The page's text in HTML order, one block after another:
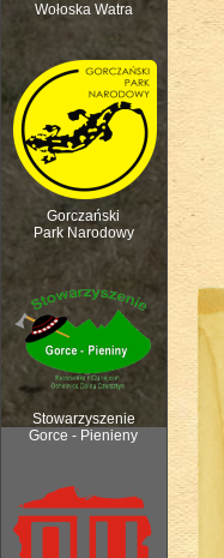
Wołoska Watra
Gorczański
Park Narodowy
Stowarzyszenie
Gorce - Pienieny